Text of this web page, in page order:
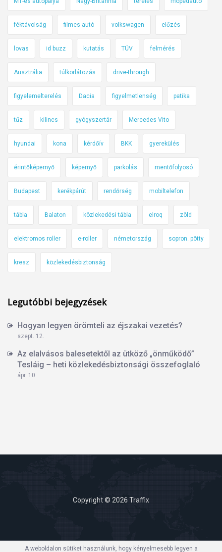
féktávolság filmes autó volkswagen előzés
lovas id buzz kutatás TÜV felmérés
Ausztrália túlkorlátozás drive-through
figyelemelterelés Dacia figyelmetlenség patika
tűz kilincs gyógyszertár Mercedes Vito
hyundai kona kérdőív BKK gyerekülés
érintőképernyő képernyő parkolás mentőfolyosó
Budapest kerékpárút rendőrség mobiltelefon
tábla Balaton közlekedési tábla elroq zöld
elektromos roller e-roller németország sopron. pötty
kresz közlekedésbiztonság
Legutóbbi bejegyzések
Hogyan legyen örömteli az éjszakai vezetés?
szept. 12.
Az elalvásos balesetektől az ütköző „önműködő”
Tesláig – heti közlekedésbiztonsági összefoglaló
ápr. 10.
Copyright © 2026 Traffix
A weboldalon sütiket használunk, hogy kényelmesebb legyen a